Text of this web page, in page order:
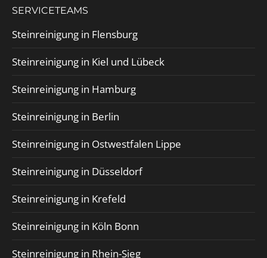
SERVICETEAMS
Steinreinigung in Flensburg
Steinreinigung in Kiel und Lübeck
Steinreinigung in Hamburg
Steinreinigung in Berlin
Steinreinigung in Ostwestfalen Lippe
Steinreinigung in Düsseldorf
Steinreinigung in Krefeld
Steinreinigung in Köln Bonn
Steinreinigung in Rhein-Sieg